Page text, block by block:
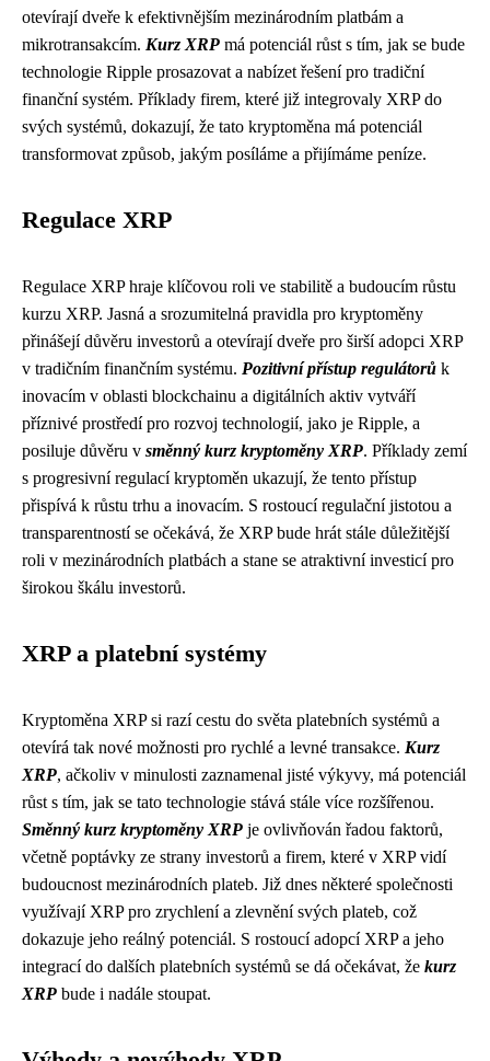
otevírají dveře k efektivnějším mezinárodním platbám a
mikrotransakcím. Kurz XRP má potenciál růst s tím, jak se bude
technologie Ripple prosazovat a nabízet řešení pro tradiční
finanční systém. Příklady firem, které již integrovaly XRP do
svých systémů, dokazují, že tato kryptoměna má potenciál
transformovat způsob, jakým posíláme a přijímáme peníze.
Regulace XRP
Regulace XRP hraje klíčovou roli ve stabilitě a budoucím růstu
kurzu XRP. Jasná a srozumitelná pravidla pro kryptoměny
přinášejí důvěru investorů a otevírají dveře pro širší adopci XRP
v tradičním finančním systému. Pozitivní přístup regulátorů k
inovacím v oblasti blockchainu a digitálních aktiv vytváří
příznivé prostředí pro rozvoj technologií, jako je Ripple, a
posiluje důvěru v směnný kurz kryptoměny XRP. Příklady zemí
s progresivní regulací kryptoměn ukazují, že tento přístup
přispívá k růstu trhu a inovacím. S rostoucí regulační jistotou a
transparentností se očekává, že XRP bude hrát stále důležitější
roli v mezinárodních platbách a stane se atraktivní investicí pro
širokou škálu investorů.
XRP a platební systémy
Kryptoměna XRP si razí cestu do světa platebních systémů a
otevírá tak nové možnosti pro rychlé a levné transakce. Kurz
XRP, ačkoliv v minulosti zaznamenal jisté výkyvy, má potenciál
růst s tím, jak se tato technologie stává stále více rozšířenou.
Směnný kurz kryptoměny XRP je ovlivňován řadou faktorů,
včetně poptávky ze strany investorů a firem, které v XRP vidí
budoucnost mezinárodních plateb. Již dnes některé společnosti
využívají XRP pro zrychlení a zlevnění svých plateb, což
dokazuje jeho reálný potenciál. S rostoucí adopcí XRP a jeho
integrací do dalších platebních systémů se dá očekávat, že kurz
XRP bude i nadále stoupat.